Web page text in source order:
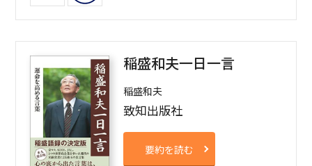
稲盛和夫一日一言
稲盛和夫
致知出版社
要約を読む